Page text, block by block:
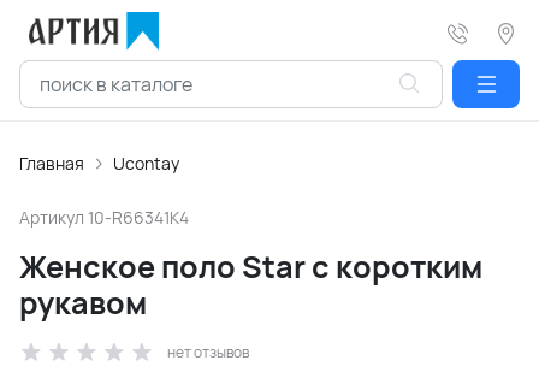
Главная Ucontay
Артикул 10-R66341K4
Женское поло Star с коротким
рукавом
нет отзывов